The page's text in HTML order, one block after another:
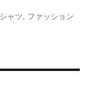
ャツ, ファッション